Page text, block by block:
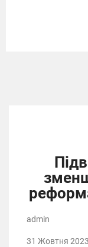
admin
31 Жовтня